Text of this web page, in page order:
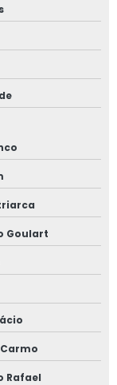
Goulart
Rafael